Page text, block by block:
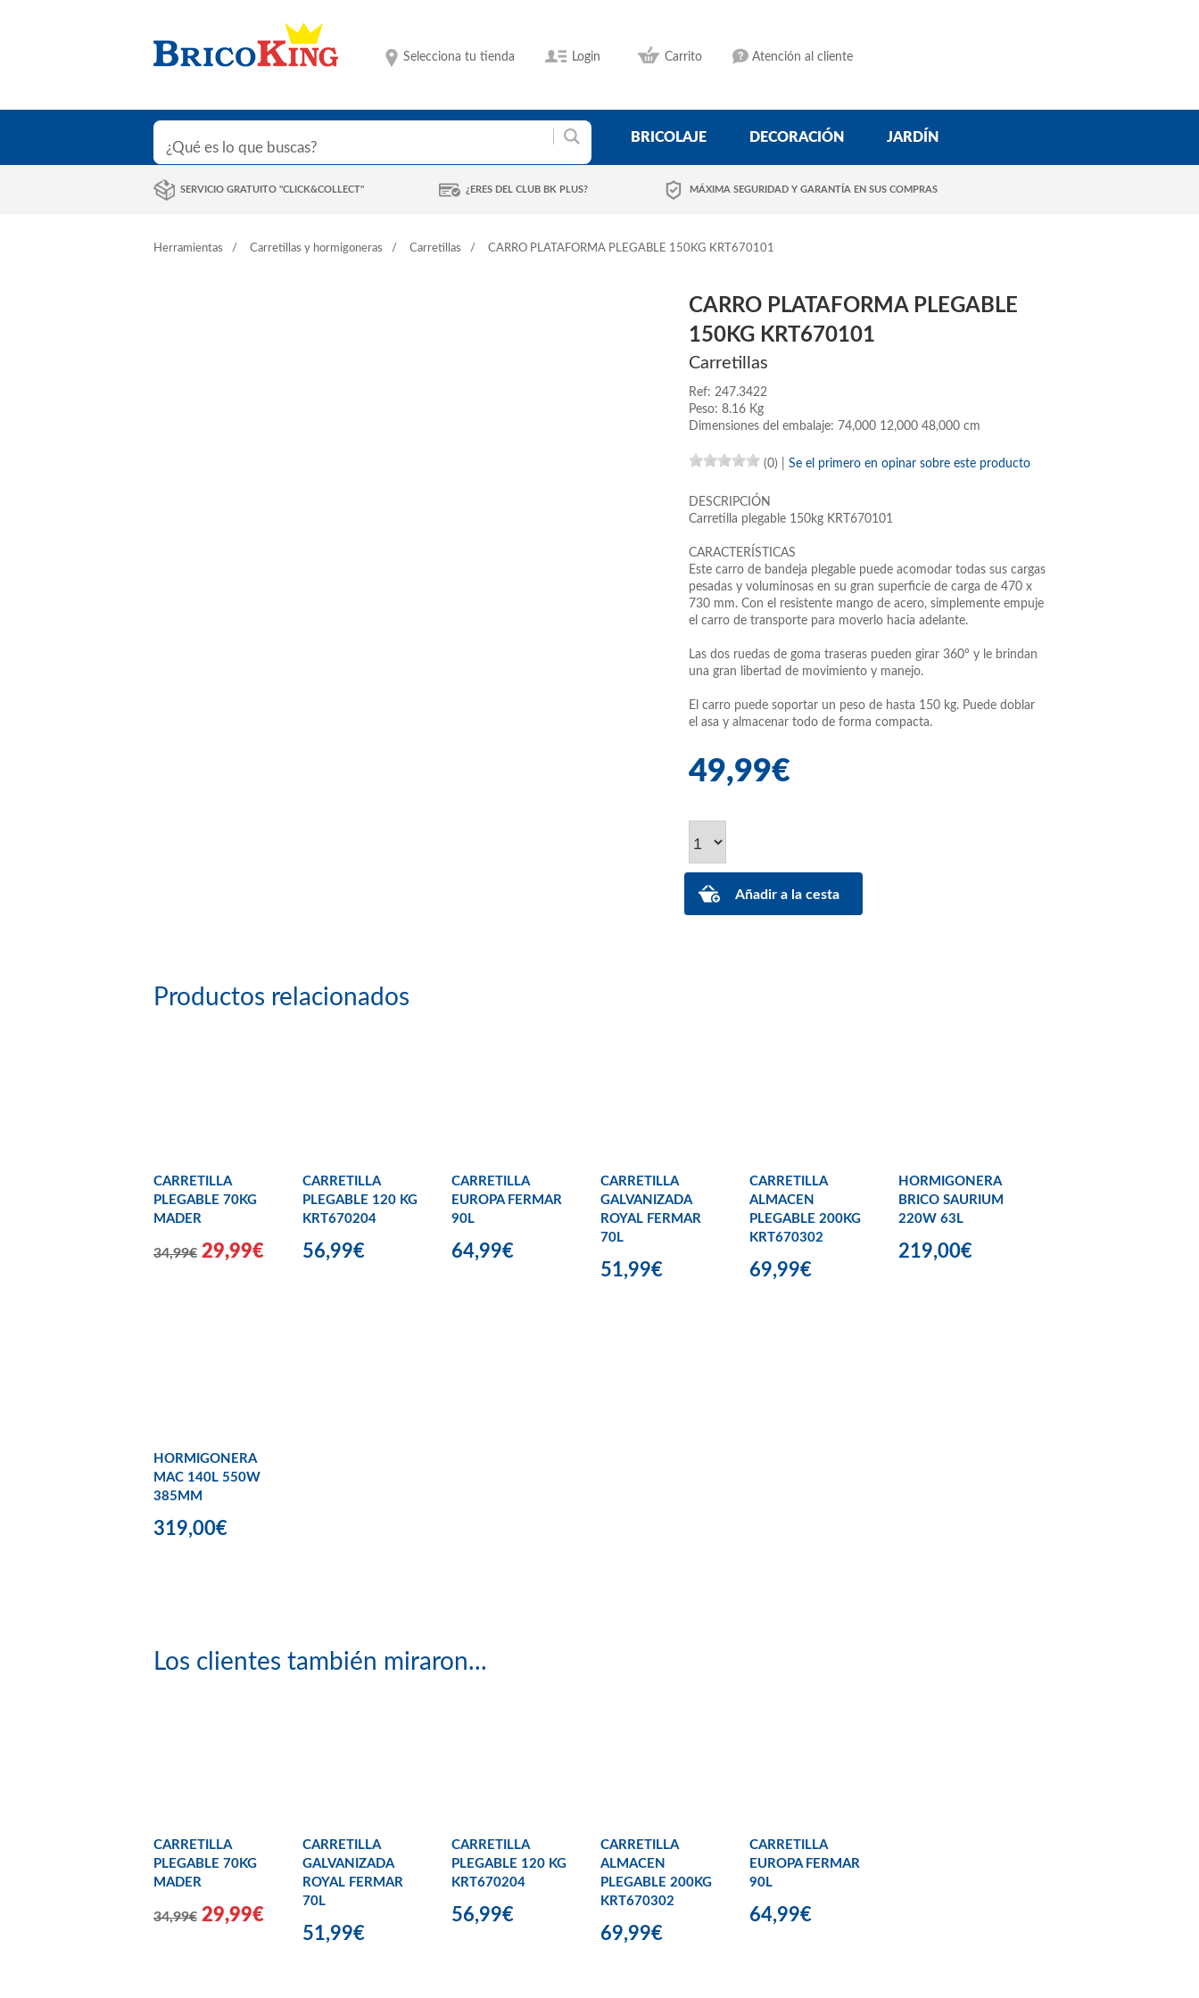
Selecciona tu tienda Login Carrito Atención al cliente
BRICOLAJE DECORACIÓN JARDÍN
SERVICIO GRATUITO "CLICK&COLLECT" ¿ERES DEL CLUB BK PLUS? MÁXIMA SEGURIDAD Y GARANTÍA EN SUS COMPRAS
Herramientas Carretillas y hormigoneras Carretillas CARRO PLATAFORMA PLEGABLE 150KG KRT670101
CARRO PLATAFORMA PLEGABLE
150KG KRT670101
Carretillas
Ref: 247.3422
Peso: 8.16 Kg
Dimensiones del embalaje: 74,000 12,000 48,000 cm
(0) Se el primero en opinar sobre este producto
DESCRIPCIÓN
Carretilla plegable 150kg KRT670101
CARACTERÍSTICAS
Este carro de bandeja plegable puede acomodar todas sus cargas
pesadas y voluminosas en su gran superficie de carga de 470 x
730 mm. Con el resistente mango de acero, simplemente empuje
el carro de transporte para moverlo hacia adelante.
Las dos ruedas de goma traseras pueden girar 360° y le brindan
una gran libertad de movimiento y manejo.
El carro puede soportar un peso de hasta 150 kg. Puede doblar
el asa y almacenar todo de forma compacta.
49,99€
Productos relacionados
CARRETILLA
PLEGABLE 70KG
MADER
34,99€ 29,99€
CARRETILLA
PLEGABLE 120 KG
KRT670204
56,99€
CARRETILLA
EUROPA FERMAR
90L
64,99€
CARRETILLA
GALVANIZADA
ROYAL FERMAR
70L
51,99€
CARRETILLA
ALMACEN
PLEGABLE 200KG
KRT670302
69,99€
HORMIGONERA
BRICO SAURIUM
220W 63L
219,00€
HORMIGONERA
MAC 140L 550W
385MM
319,00€
Los clientes también miraron...
CARRETILLA
PLEGABLE 70KG
MADER
34,99€ 29,99€
CARRETILLA
GALVANIZADA
ROYAL FERMAR
70L
51,99€
CARRETILLA
PLEGABLE 120 KG
KRT670204
56,99€
CARRETILLA
ALMACEN
PLEGABLE 200KG
KRT670302
69,99€
CARRETILLA
EUROPA FERMAR
90L
64,99€